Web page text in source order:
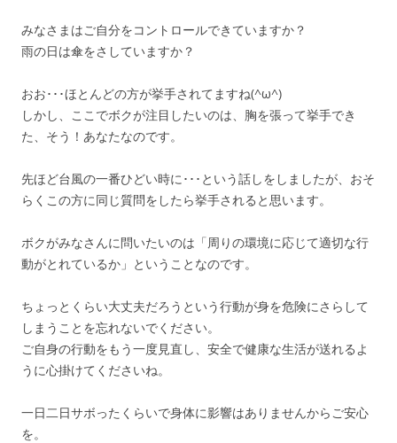
みなさまはご自分をコントロールできていますか？
雨の日は傘をさしていますか？
おお･･･ほとんどの方が挙手されてますね(^ω^)
しかし、ここでボクが注目したいのは、胸を張って挙手でき
た、そう！あなたなのです。
先ほど台風の一番ひどい時に･･･という話しをしましたが、おそ
らくこの方に同じ質問をしたら挙手されると思います。
ボクがみなさんに問いたいのは「周りの環境に応じて適切な行
動がとれているか」ということなのです。
ちょっとくらい大丈夫だろうという行動が身を危険にさらして
しまうことを忘れないでください。
ご自身の行動をもう一度見直し、安全で健康な生活が送れるよ
うに心掛けてくださいね。
一日二日サボったくらいで身体に影響はありませんからご安心
を。